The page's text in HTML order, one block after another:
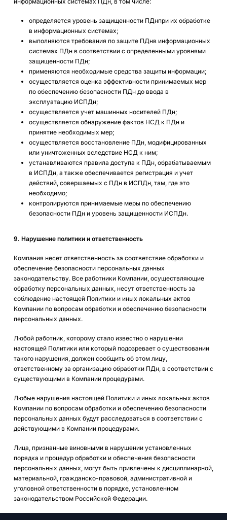
определяется уровень защищенности ПДнпри их обработке
в информационных системах;
выполняются требования по защите ПДнв информационных
системах ПДн в соответствии с определенными уровнями
защищенности ПДн;
применяются необходимые средства защиты информации;
осуществляется оценка эффективности принимаемых мер
по обеспечению безопасности ПДн до ввода в
эксплуатацию ИСПДн;
осуществляется учет машинных носителей ПДн;
осуществляется обнаружение фактов НСД к ПДн и
принятие необходимых мер;
осуществляется восстановление ПДн, модифицированных
или уничтоженных вследствие НСД к ним;
устанавливаются правила доступа к ПДн, обрабатываемым
в ИСПДн, а также обеспечивается регистрация и учет
действий, совершаемых с ПДн в ИСПДн, там, где это
необходимо;
контролируются принимаемые меры по обеспечению
безопасности ПДн и уровень защищенности ИСПДн.
9. Нарушение политики и ответственность
Компания несет ответственность за соответствие обработки и
обеспечение безопасности персональных данных
законодательству. Все работники Компании, осуществляющие
обработку персональных данных, несут ответственность за
соблюдение настоящей Политики и иных локальных актов
Компании по вопросам обработки и обеспечению безопасности
персональных данных.
Любой работник, которому стало известно о нарушении
настоящей Политики или который подозревает о существовании
такого нарушения, должен сообщить об этом лицу,
ответственному за организацию обработки ПДн, в соответствии с
существующими в Компании процедурами.
Любые нарушения настоящей Политики и иных локальных актов
Компании по вопросам обработки и обеспечению безопасности
персональных данных будут расследоваться в соответствии с
действующими в Компании процедурами.
Лица, признанные виновными в нарушении установленных
порядка и процедур обработки и обеспечения безопасности
персональных данных, могут быть привлечены к дисциплинарной,
материальной, гражданско-правовой, административной и
уголовной ответственности в порядке, установленном
законодательством Российской Федерации.